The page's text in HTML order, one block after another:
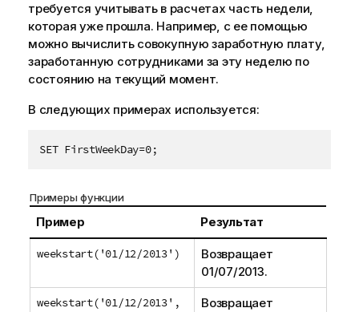
требуется учитывать в расчетах часть недели,
которая уже прошла. Например, с ее помощью
можно вычислить совокупную заработную плату,
заработанную сотрудниками за эту неделю по
состоянию на текущий момент.
В следующих примерах используется:
SET FirstWeekDay=0;
Примеры функции
Пример Результат
weekstart('01/12/2013')
Возвращает
01/07/2013.
weekstart('01/12/2013',
Возвращает